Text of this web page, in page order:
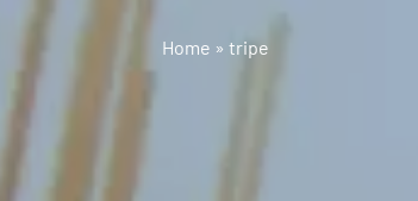
Home » tripe